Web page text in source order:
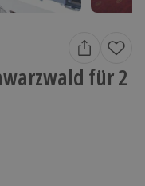
für 2